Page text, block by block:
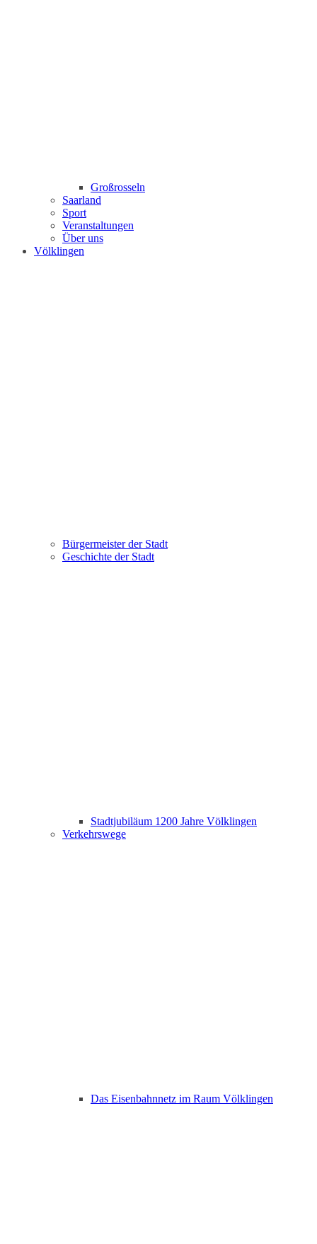
Großrosseln
Saarland
Sport
Veranstaltungen
Über uns
Völklingen
Bürgermeister der Stadt
Geschichte der Stadt
Stadtjubiläum 1200 Jahre Völklingen
Verkehrswege
Das Eisenbahnnetz im Raum Völklingen